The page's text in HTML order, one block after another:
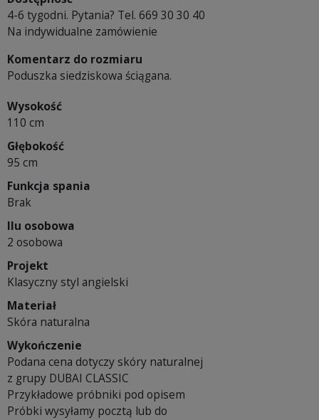
4-6 tygodni. Pytania? Tel. 669 30 30 40
Na indywidualne zamówienie
Komentarz do rozmiaru
Poduszka siedziskowa ściągana.
Wysokość
110 cm
Głębokość
95 cm
Funkcja spania
Brak
Ilu osobowa
2 osobowa
Projekt
Klasyczny styl angielski
Materiał
Skóra naturalna
Wykończenie
Podana cena dotyczy skóry naturalnej
z grupy DUBAI CLASSIC
Przykładowe próbniki pod opisem
Próbki wysyłamy pocztą lub do